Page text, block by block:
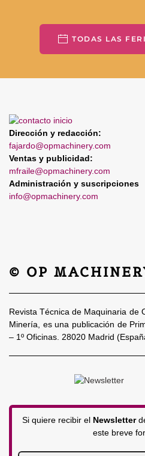
TODAS LAS
Dirección y redacción:
fajardo@opmachinery.com
Ventas y publicidad:
mfraile@opmachinery.com
Administración y suscripciones
info@opmachinery.com
© OP
Revista Técnica de Maquinaria de
Minería, es una publicación de
– 1º Oficinas. 28020 Madrid
Si quiere recibir el Newsletter
este breve